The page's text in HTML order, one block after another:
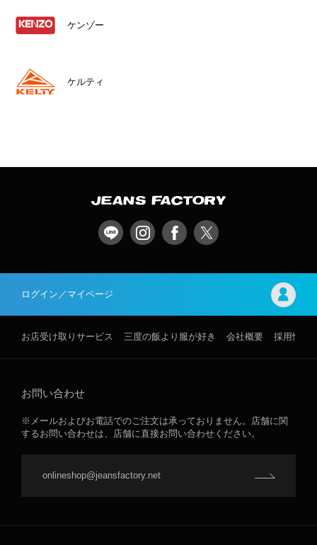
ケンゾー
ケルティ
ログイン／マイページ
お店受け取りサービス 三度の飯より服が好き 会社概要 採用情報
お問い合わせ
※メールおよびお電話でのご注文は承っておりません。店舗に関
するお問い合わせは、店舗に直接お問い合わせください。
onlineshop@jeansfactory.net